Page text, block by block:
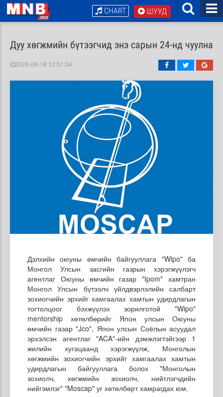
ШУУД
CHART
Дуу хөгжмийн бүтээгчид энэ сарын 24-нд чуулна
2026-06-18 12:51:34
Дэлхийн оюуны өмчийн байгууллага "Wipo" ба
Монгол Улсын засгийн газрын хэрэгжүүлэгч
агентлаг Оюуны өмчийн газар "Ipom" хамтран
Монгол Улсын бүтээлч үйлдвэрлэлийн салбарт
зохиогчийн эрхийг хамгаалах хамтын удирдлагын
тогтолцоог бэхжүүлэх зорилготой "Wipo"
mentorship хөтөлбөрийг Япон улсын Оюуны
өмчийн газар "Jco", Япон улсын Соёлын асуудал
эрхэлсэн агентлаг "ACA"-ийн дэмжлэгтэйгээр 1
жилийн хугацаанд хэрэгжүүлж, Монголын
хөгжмийн зохиогчийн эрхийг хамгаалах хамтын
удирдлагын байгууллага болох "Монголын
зохиолч, хөгжмийн зохиолч, нийтлэгчдийн
нийгэмлэг" "Moscap" уг хөтөлбөрт хамрагдах юм.